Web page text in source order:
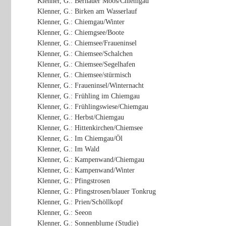
Klenner, G.: Birken am Wasserlauf
Klenner, G.: Chiemgau/Winter
Klenner, G.: Chiemgsee/Boote
Klenner, G.: Chiemsee/Fraueninsel
Klenner, G.: Chiemsee/Schalchen
Klenner, G.: Chiemsee/Segelhafen
Klenner, G.: Chiemsee/stürmisch
Klenner, G.: Fraueninsel/Winternacht
Klenner, G.: Frühling im Chiemgau
Klenner, G.: Frühlingswiese/Chiemgau
Klenner, G.: Herbst/Chiemgau
Klenner, G.: Hittenkirchen/Chiemsee
Klenner, G.: Im Chiemgau/Öl
Klenner, G.: Im Wald
Klenner, G.: Kampenwand/Chiemgau
Klenner, G.: Kampenwand/Winter
Klenner, G.: Pfingstrosen
Klenner, G.: Pfingstrosen/blauer Tonkrug
Klenner, G.: Prien/Schöllkopf
Klenner, G.: Seeon
Klenner, G.: Sonnenblume (Studie)